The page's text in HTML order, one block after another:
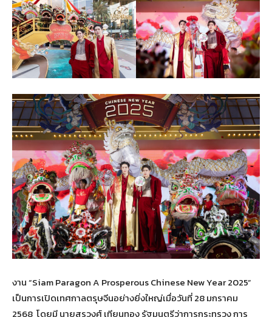
งาน “Siam Paragon A Prosperous Chinese New Year 2025”
เป็นการเปิดเทศกาลตรุษจีนอย่างยิ่งใหญ่เมื่อวันที่ 28 มกราคม
2568 โดยมี นายสรวงศ์ เทียนทอง รัฐมนตรีว่าการกระทรวง การ